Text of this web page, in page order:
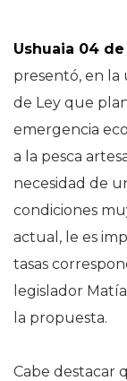
Ushuaia 04
presentó, en la
de Ley que
emergencia
a la pesca
necesidad de
condiciones
actual, le es
tasas
legislador
la propuesta.
Cabe destacar